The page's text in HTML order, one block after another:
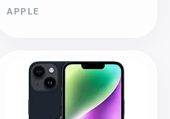
APPLE